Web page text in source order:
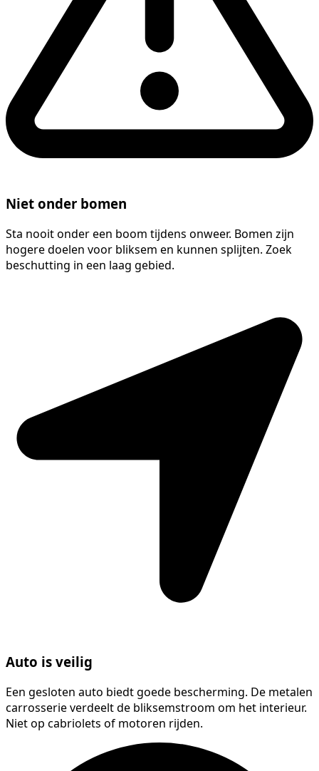
Niet onder bomen
Sta nooit onder een boom tijdens onweer. Bomen zijn
hogere doelen voor bliksem en kunnen splijten. Zoek
beschutting in een laag gebied.
Auto is veilig
Een gesloten auto biedt goede bescherming. De metalen
carrosserie verdeelt de bliksemstroom om het interieur.
Niet op cabriolets of motoren rijden.